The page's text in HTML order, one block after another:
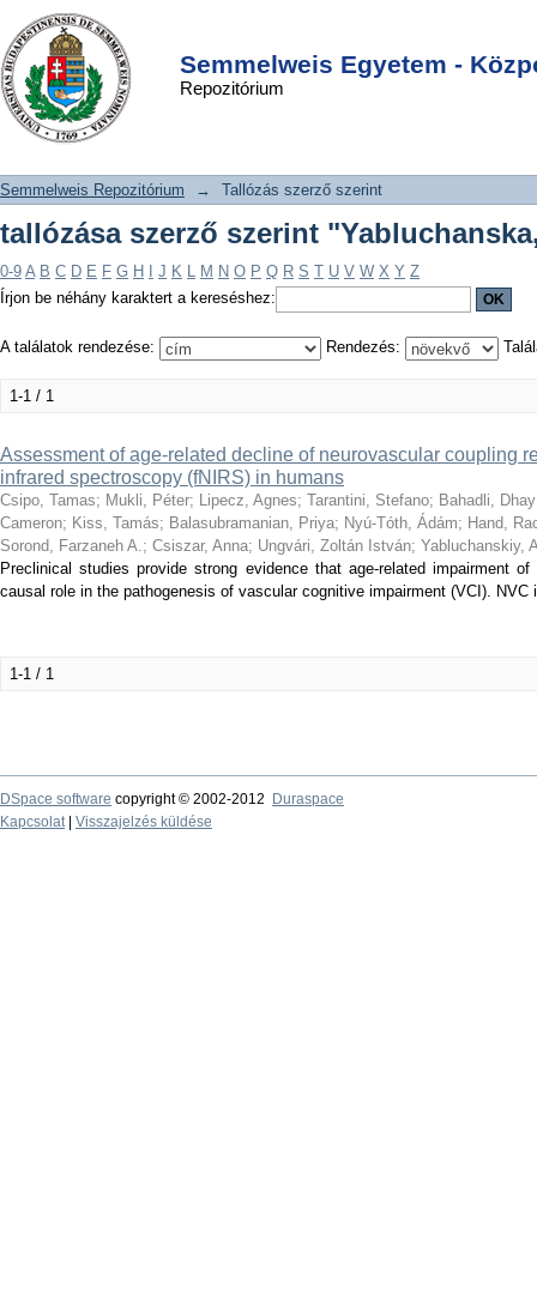
Semmelweis Egyetem -
Repozitórium
tallózása szerző szerint
"Yabluchanska, Valeriya"
DSpace/Manakin Repository
Semmelweis Repozitórium → Tallózás szerző szerint
tallózása szerző szerint
0-9 A B C D E F G H J K L M N O P Q R S T U V W X Y Z
Írjon be néhány karaktert a kereséshez:
A találatok rendezése: Rendezés:
1-1 / 1
Assessment of age-related decline of neurovascular coupling
infrared spectroscopy (fNIRS) in humans
Csipo, Tamas; Mukli, Péter; Lipecz, Agnes; Tarantini, Stefano; Bahadli, Dhay
Cameron; Kiss, Tamás; Balasubramanian, Priya; Nyú-Tóth, Ádám; Hand,
Sorond, Farzaneh A.; Csiszar, Anna; Ungvári, Zoltán István; Yabluchanskiy,
Preclinical studies provide strong evidence that age-related impairment
causal role in the pathogenesis of vascular cognitive impairment (VCI).
1-1 / 1
DSpace software copyright © 2002-2012
Duraspace
Kapcsolat| Visszajelzés küldése